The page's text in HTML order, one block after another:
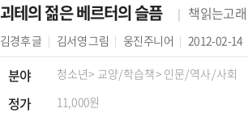
괴테의 젊은 베르터의 슬픔 책읽는고래
김경후글 김서영그림 웅진주니어 2012-02-14
분야 청소년> 교양/학습책> 인문/역사/사회
정가 11,000원